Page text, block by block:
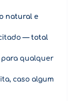
natural e
— total
para qualquer
caso algum